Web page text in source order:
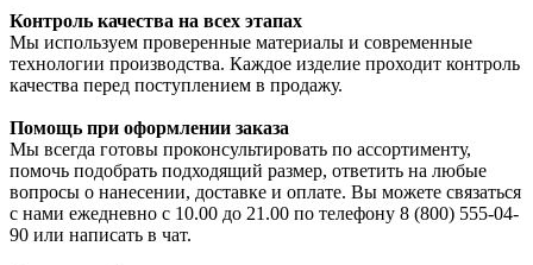
Контроль качества на всех этапах
Мы используем проверенные материалы и современные
технологии производства. Каждое изделие проходит контроль
качества перед поступлением в продажу.
Помощь при оформлении заказа
Мы всегда готовы проконсультировать по ассортименту,
помочь подобрать подходящий размер, ответить на любые
вопросы о нанесении, доставке и оплате. Вы можете связаться
с нами ежедневно с 10.00 до 21.00 по телефону 8 (800) 555-04-
90 или написать в чат.